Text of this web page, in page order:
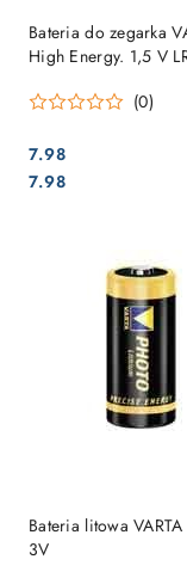
Bateria do zegarka
High Energy. 1,5 V
(0)
Cena:
7.98
Cena:
7.98
Bateria litowa
3V